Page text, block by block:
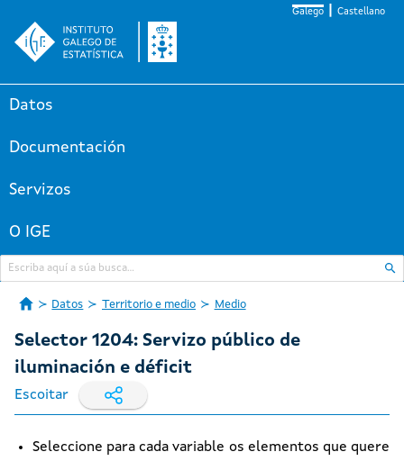
Galego Castellano
Datos
Documentación
Servizos
O IGE
Datos Territorio e medio Medio
Selector 1204: Servizo público de
iluminación e déficit
Escoitar
Seleccione para cada variable os elementos que quere